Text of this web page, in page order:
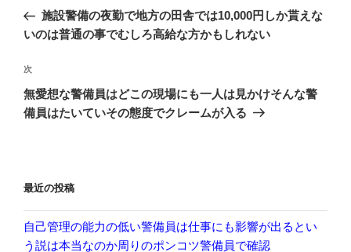
ナ
ゲ
ー
シ
の
投
施設警備の夜勤で地方の田舎では10,000円しか貰えな
いのは普通の事でむしろ高給な方かもしれない
次
の
投
次
無愛想な警備員はどこの現場にも一人は見かけそんな警
備員はたいていその態度でクレームが入る
最近の投稿
自己管理の能力の低い警備員は仕事にも影響が出るとい
う説は本当なのか周りのポンコツ警備員で確認